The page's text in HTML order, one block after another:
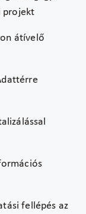
projekt
átívelő
fellépés az